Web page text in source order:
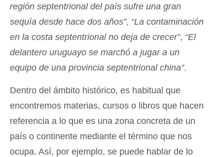
región septentrional del país sufre una gran
sequía desde hace dos años”, “La contaminación
en la costa septentrional no deja de crecer”, “El
delantero uruguayo se marchó a jugar a un
equipo de una provincia septentrional china”.
Dentro del ámbito histórico, es habitual que
encontremos materias, cursos o libros que hacen
referencia a lo que es una zona concreta de un
país o continente mediante el término que nos
ocupa. Así, por ejemplo, se puede hablar de lo